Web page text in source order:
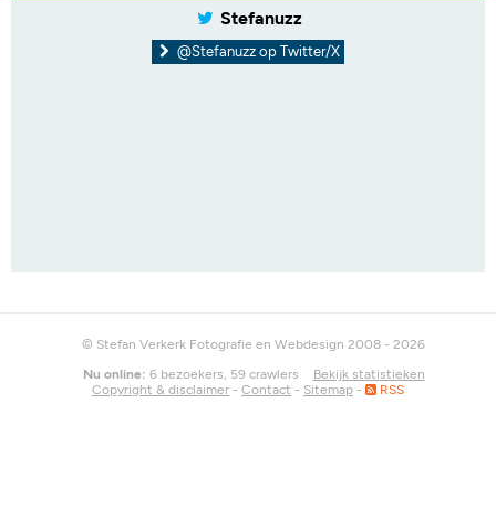
Stefanuzz
@Stefanuzz op Twitter/X
© Stefan Verkerk Fotografie en Webdesign 2008 - 2026
Nu online: 6 bezoekers, 59 crawlers
Bekijk statistieken
Copyright & disclaimer - Contact - Sitemap - RSS